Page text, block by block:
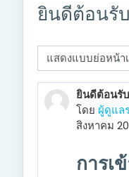
ยินดีต้อนรับ
Display mode
ยินดีต้อนรับ
โดย ผู้ดูแล
สิงหาคม
การเ